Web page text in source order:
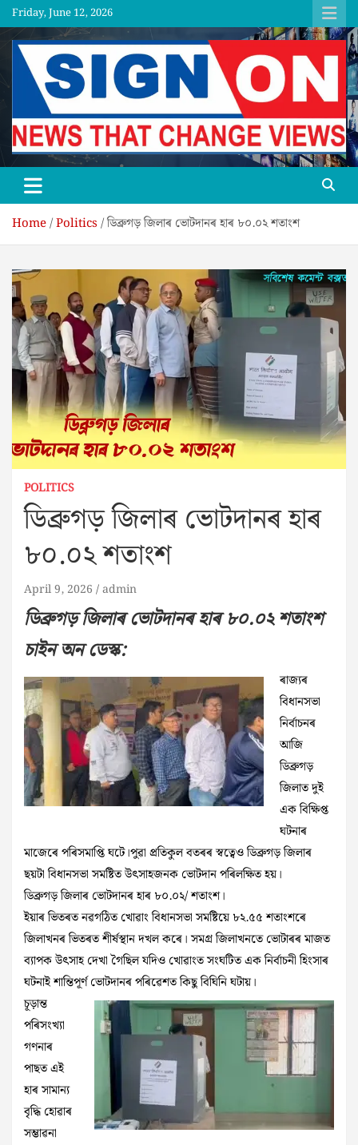
Skip
to
content
Friday, June 12, 2026
SGNON
Home Politics ডিব্ৰুগড় জিলাৰ ভোটদানৰ হাৰ ৮০.০২ শতাংশ
POLITICS
ডিব্ৰুগড় জিলাৰ ভোটদানৰ হাৰ
৮০.০২ শতাংশ
April 9, 2026 admin
ডিব্ৰুগড় জিলাৰ ভোটদানৰ হাৰ ৮০.০২ শতাংশ
চাইন অন ডেস্ক:
ৰাজ্যৰ
বিধানসভা
নিৰ্বাচনৰ
আজি
ডিব্ৰুগড়
জিলাত দুই
এক বিক্ষিপ্ত
ঘটনাৰ
মাজেৰে পৰিসমাপ্তি ঘটে।পুৱা প্ৰতিকুল বতৰৰ স্বত্বেও ডিব্ৰুগড় জিলাৰ
ছয়টা বিধানসভা সমষ্টিত উৎসাহজনক ভোটদান পৰিলক্ষিত হয়।
ডিব্ৰুগড় জিলাৰ ভোটদানৰ হাৰ ৮০.০২/ শতাংশ।
ইয়াৰ ভিতৰত নৱগঠিত খোৱাং বিধানসভা সমষ্টিয়ে ৮২.৫৫ শতাংশৰে
জিলাখনৰ ভিতৰত শীৰ্ষস্থান দখল কৰে। সমগ্ৰ জিলাখনতে ভোটাৰৰ মাজত
ব্যাপক উৎসাহ দেখা গৈছিল যদিও খোৱাংত সংঘটিত এক নিৰ্বাচনী হিংসাৰ
ঘটনাই শান্তিপূৰ্ণ ভোটদানৰ পৰিৱেশত কিছু বিঘিনি ঘটায়।
চূড়ান্ত
পৰিসংখ্যা
গণনাৰ
পাছত এই
হাৰ সামান্য
বৃদ্ধি হোৱাৰ
সম্ভাৱনা